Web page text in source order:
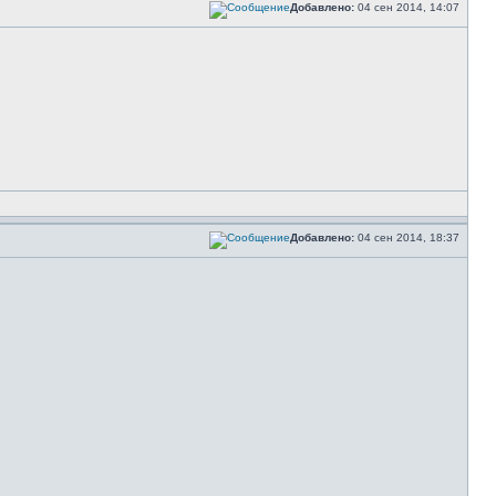
Добавлено: 04 сен 2014, 14:07
Добавлено: 04 сен 2014, 18:37